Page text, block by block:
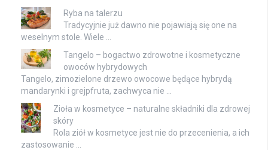
Ryba na talerzu
Tradycyjnie już dawno nie pojawiają się one na
weselnym stole. Wiele …
Tangelo – bogactwo zdrowotne i kosmetyczne
owoców hybrydowych
Tangelo, zimozielone drzewo owocowe będące hybrydą
mandarynki i grejpfruta, zachwyca nie …
Zioła w kosmetyce – naturalne składniki dla zdrowej
skóry
Rola ziół w kosmetyce jest nie do przecenienia, a ich
zastosowanie …